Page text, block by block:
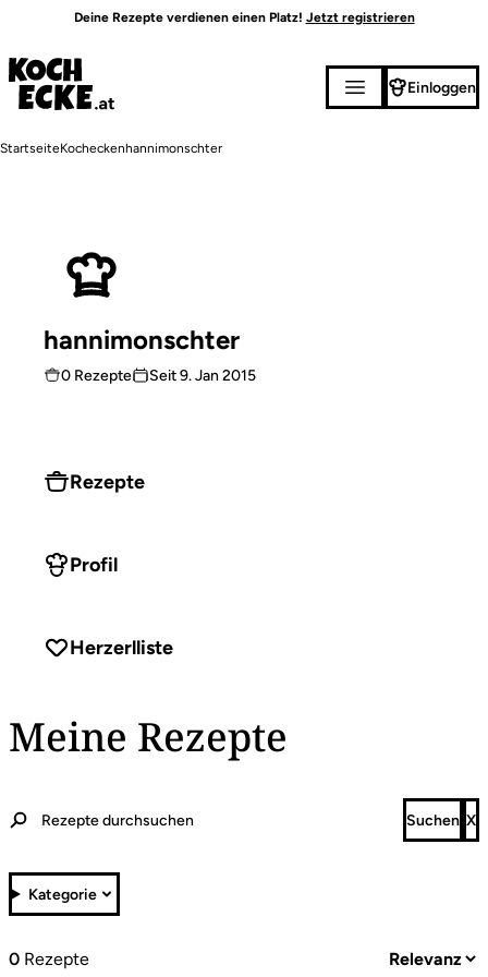
Inhalt
Deine Rezepte verdienen einen Platz! Jetzt registrieren
Einloggen
Pfadnavigation
StartseiteKocheckenhannimonschter
hannimonschter
0 Rezepte Seit9. Jan 2015
Rezepte
Profil
Herzerlliste
Meine Rezepte
Kategorie
0 Rezepte